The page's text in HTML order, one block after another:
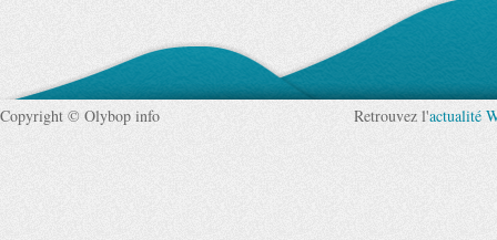
Copyright © Olybop info Retrouvez l'actualité